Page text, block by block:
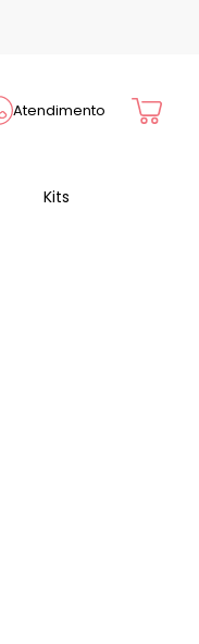
Atendimento Cart
Kits